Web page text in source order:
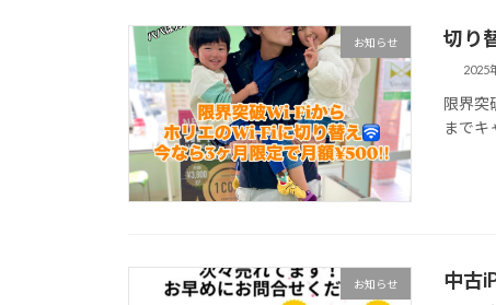
お知らせ 切り
2025
限界突
までキ
お知らせ 中古